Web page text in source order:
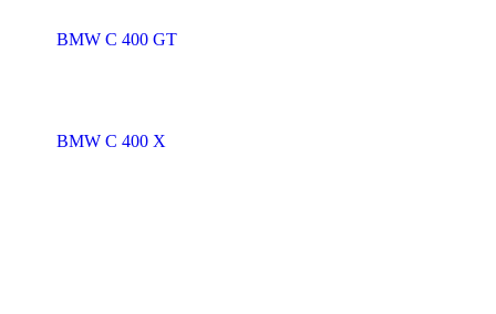
BMW C 400 GT
BMW C 400 X